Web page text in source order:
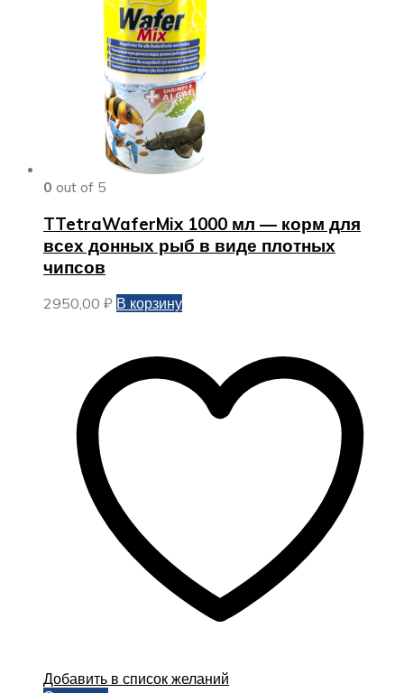
0 out of 5
TTetraWaferMix 1000 мл — корм для
всех донных рыб в виде плотных
чипсов
2950,00 ₽ В корзину
Добавить в список желаний